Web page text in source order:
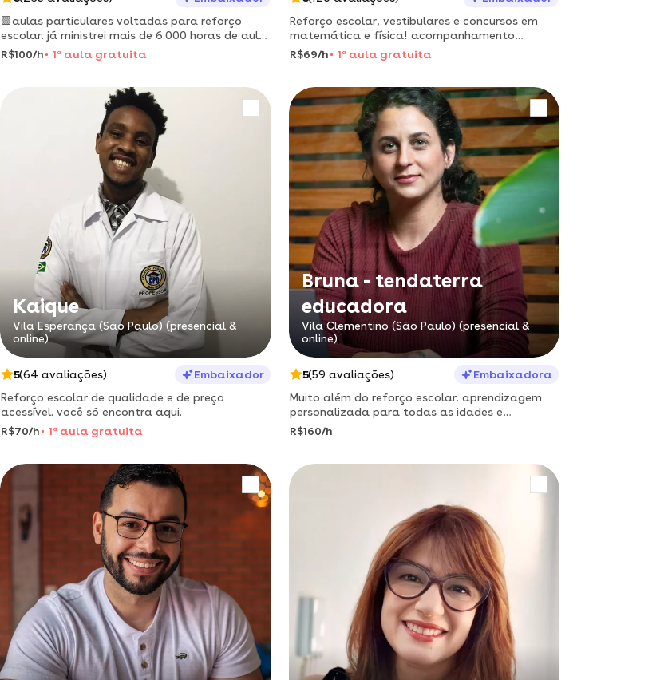
🟩aulas particulares voltadas para reforço
escolar. já ministrei mais de 6.000 horas de aula
on-line. meu foco é seu aprendizado!
R$100/h 1 a aula gratuita
Reforço escolar, vestibulares e concursos em
matemática e física! acompanhamento
individualizado: aulas calmas e objetivas. vem
R$69/h 1 aaula gratuita
Kaique
Vila Esperança (São Paulo) (presencial &
online)
5(64 avaliações)
Embaixador
Reforço escolar de qualidade e de preço
acessível. você só encontra aqui.
R$70/h
1 a aula gratuita
Bruna - tendaterra
educadora
Vila Clementino (São Paulo) (presencial &
online)
5(59 avaliações)
Embaixadora
Muito além do reforço escolar. aprendizagem
personalizada para todas as idades e
neurodivergências.
R$160/h